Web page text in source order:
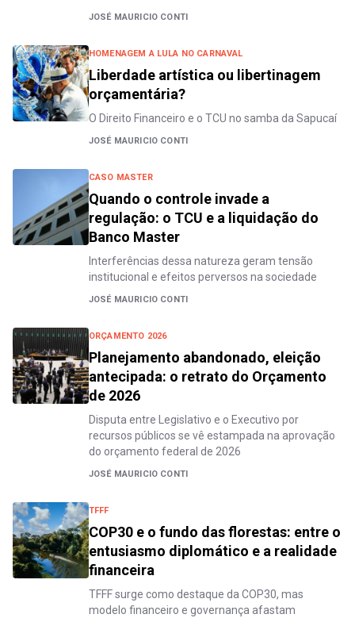
JOSÉ MAURICIO CONTI
HOMENAGEM A LULA NO CARNAVAL
Liberdade artística ou libertinagem
orçamentária?
O Direito Financeiro e o TCU no samba da Sapucaí
JOSÉ MAURICIO CONTI
CASO MASTER
Quando o controle invade a
regulação: o TCU e a liquidação do
Banco Master
Interferências dessa natureza geram tensão
institucional e efeitos perversos na sociedade
JOSÉ MAURICIO CONTI
ORÇAMENTO 2026
Planejamento abandonado, eleição
antecipada: o retrato do Orçamento
de 2026
Disputa entre Legislativo e o Executivo por
recursos públicos se vê estampada na aprovação
do orçamento federal de 2026
JOSÉ MAURICIO CONTI
TFFF
COP30 e o fundo das florestas: entre o
entusiasmo diplomático e a realidade
financeira
TFFF surge como destaque da COP30, mas
modelo financeiro e governança afastam